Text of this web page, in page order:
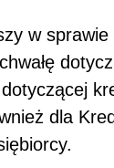
w
dla